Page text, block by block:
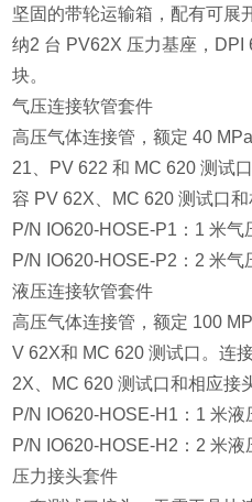
坚固的带轮运输箱，配有可展
纳2 台 PV62X 压力基座，DPI
块。
气压连接软管套件
高压气体连接管，额定 40
21、PV 622 和 MC 620 测试
容 PV 62X、MC 620 测试口和
P/N IO620-HOSE-P1：1 米气
P/N IO620-HOSE-P2：2 米气
液压连接软管套件
高压气体连接管，额定 100
V 62X和 MC 620 测试口。连
2X、MC 620 测试口和相应接
P/N IO620-HOSE-H1：1 米液
P/N IO620-HOSE-H2：2 米液
压力接头套件